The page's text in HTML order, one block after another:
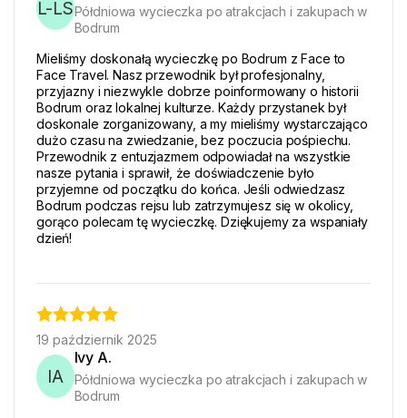
L-LSPółdniowa wycieczka po atrakcjach i zakupach w
Bodrum
Mieliśmy doskonałą wycieczkę po Bodrum z Face to
Face Travel. Nasz przewodnik był profesjonalny,
przyjazny i niezwykle dobrze poinformowany o historii
Bodrum oraz lokalnej kulturze. Każdy przystanek był
doskonale zorganizowany, a my mieliśmy wystarczająco
dużo czasu na zwiedzanie, bez poczucia pośpiechu.
Przewodnik z entuzjazmem odpowiadał na wszystkie
nasze pytania i sprawił, że doświadczenie było
przyjemne od początku do końca. Jeśli odwiedzasz
Bodrum podczas rejsu lub zatrzymujesz się w okolicy,
gorąco polecam tę wycieczkę. Dziękujemy za wspaniały
dzień!
19 październik 2025
IA
Ivy A.
Półdniowa wycieczka po atrakcjach i zakupach w
Bodrum